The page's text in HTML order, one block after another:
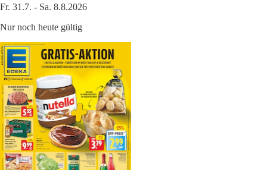
Fr. 31.7. - Sa. 8.8.2026
Nur noch heute gültig